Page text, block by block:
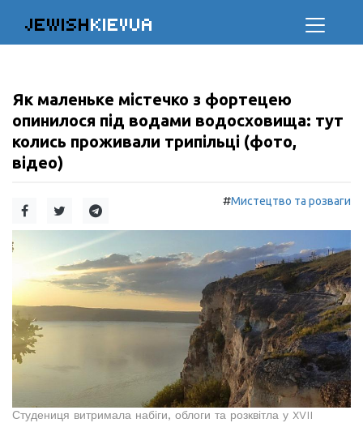
JEWISHKIEVUA
Як маленьке містечко з фортецею
опинилося під водами водосховища: тут
колись проживали трипільці (фото,
відео)
#Мистецтво та розваги
Студениця витримала набіги, облоги та розквітла у XVII